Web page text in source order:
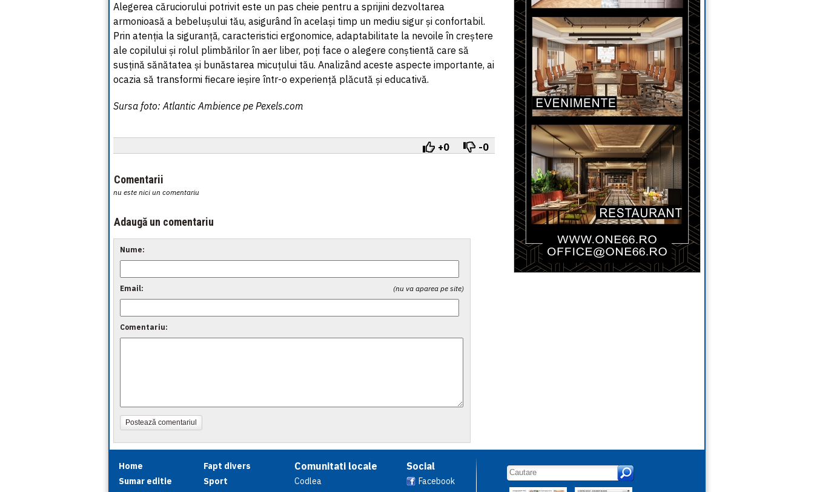
Alegerea căruciorului potrivit este un pas cheie pentru a sprijini dezvoltarea
armonioasă a bebelușului tău, asigurând în același timp un mediu sigur și confortabil.
Prin atenția la siguranță, caracteristici ergonomice, adaptabilitate la nevoile în creștere
ale copilului și rolul plimbărilor în aer liber, poți face o alegere conștientă care să
susțină sănătatea și bunăstarea micuțului tău. Analizând aceste aspecte importante, ai
ocazia să transformi fiecare ieșire într-o experiență plăcută și educativă.
Sursa foto: Atlantic Ambience pe Pexels.com
+0 -0
Comentarii
nu este nici un comentariu
Adaugă un comentariu
Nume:
(nu va aparea pe site)
Email:
Comentariu:
Postează comentariul
Home
Sumar editie
Fapt divers
Sport
Comunitati locale
Codlea
Social
Facebook